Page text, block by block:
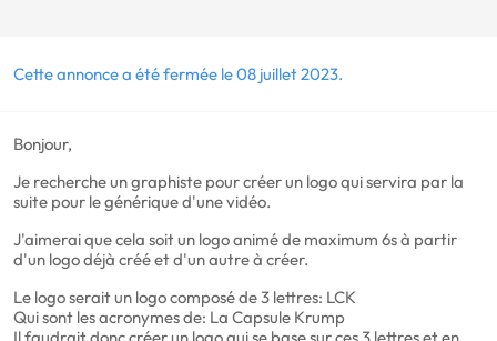
Cette annonce a été fermée le 08 juillet 2023.
Bonjour,
Je recherche un graphiste pour créer un logo qui servira par la
suite pour le générique d'une vidéo.
J'aimerai que cela soit un logo animé de maximum 6s à partir
d'un logo déjà créé et d'un autre à créer.
Le logo serait un logo composé de 3 lettres: LCK
Qui sont les acronymes de: La Capsule Krump